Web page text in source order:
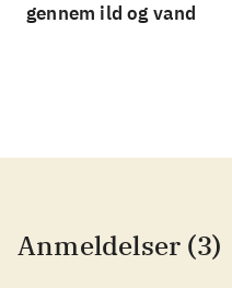
gennem ild og vand
Anmeldelser (3)